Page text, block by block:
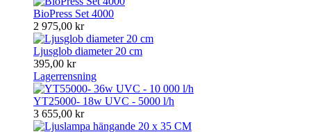
BioPress Set 4000
2 975,00 kr
Ljusglob diameter 20 cm
395,00 kr
Lagerrensning
YT25000- 18w UVC - 5000 l/h
3 655,00 kr